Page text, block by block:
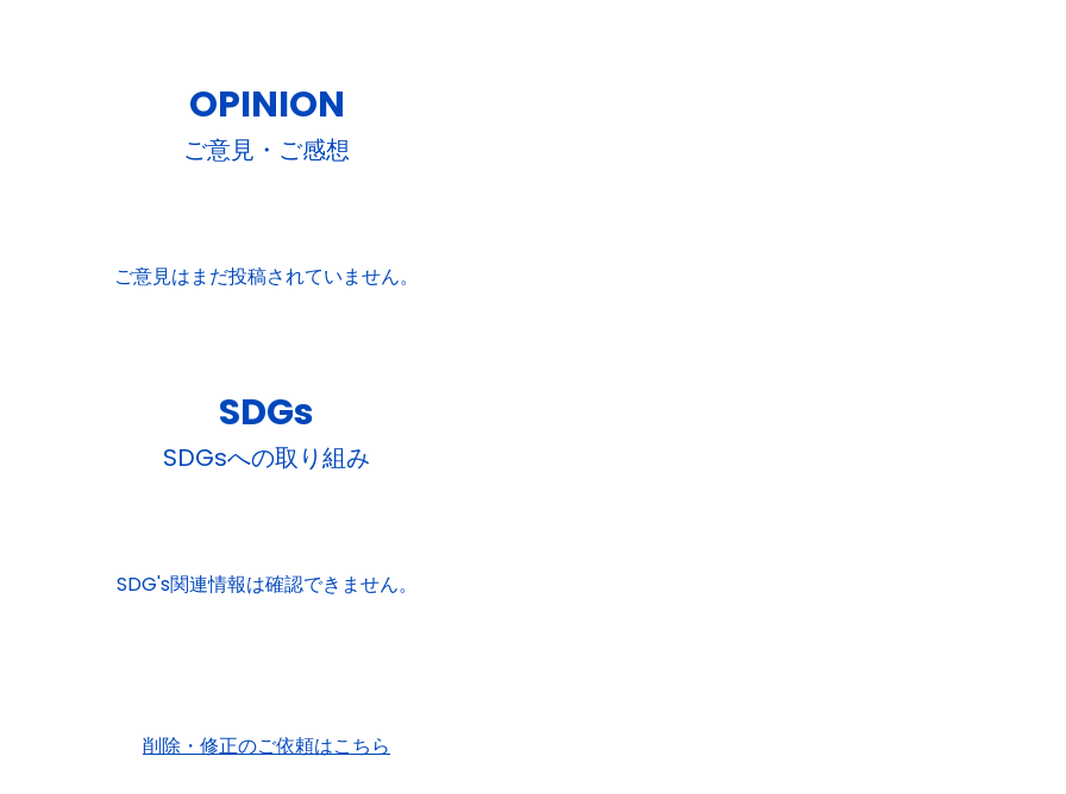
OPINION
ご意見・ご感想
ご意見はまだ投稿されていません。
SDGs
SDGsへの取り組み
SDG's関連情報は確認できません。
削除・修正のご依頼はこちら